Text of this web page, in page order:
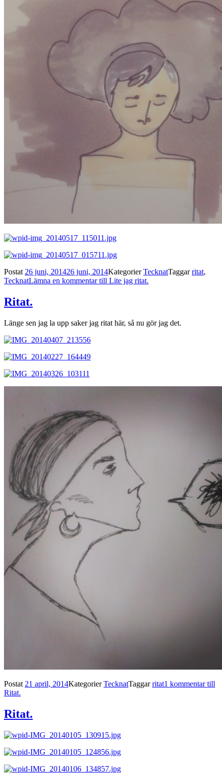
Postat 26 juni, 201426 juni, 2014KategorierTecknatTaggarritat,
TecknatLämna en kommentartill Lite jag ritat.
Ritat.
Länge sen jag la upp saker jag ritat här, så nu gör jag det.
Postat 21 april, 2014KategorierTecknatTaggarritat1 kommentartill
Ritat.
Ritat.